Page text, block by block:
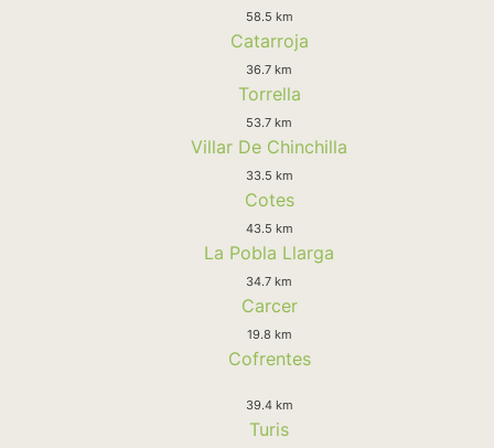
58.5 km
Catarroja
36.7 km
Torrella
53.7 km
Villar De Chinchilla
33.5 km
Cotes
43.5 km
La Pobla Llarga
34.7 km
Carcer
19.8 km
Cofrentes
39.4 km
Turis